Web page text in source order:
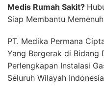
Medis Rumah Sakit?
Siap Membantu
PT. Medika Permana
Yang Bergerak di
Perlengkapan Instalasi
Seluruh Wilayah